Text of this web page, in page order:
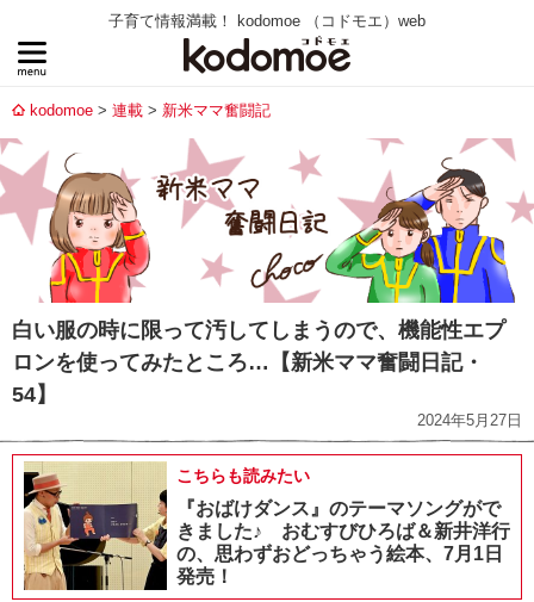
子育て情報満載！ kodomoe （コドモエ）web
kodomoe 連載 新米ママ奮闘記
白い服の時に限って汚してしまうので、機能性エプ
ロンを使ってみたところ…【新米ママ奮闘日記・
54】
2024年5月27日
こちらも読みたい
『おばけダンス』のテーマソングがで
きました♪ おむすびひろば＆新井洋行
の、思わずおどっちゃう絵本、7月1日
発売！